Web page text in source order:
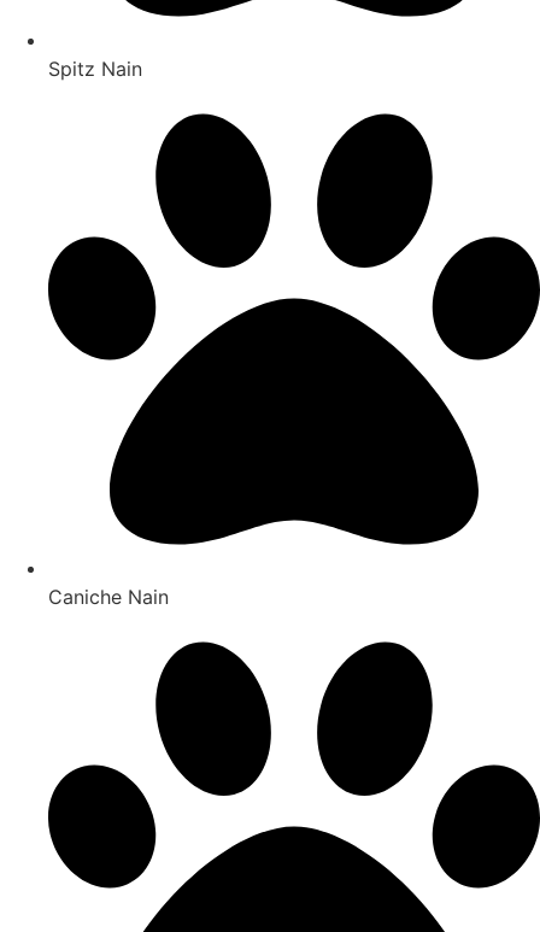
Spitz Nain
Caniche Nain